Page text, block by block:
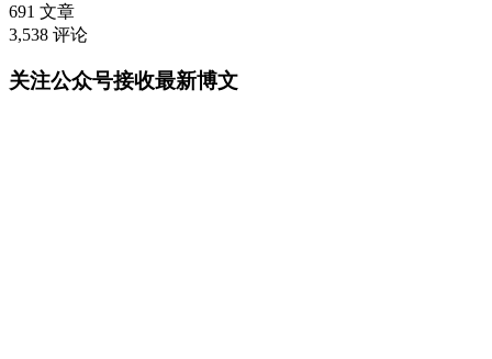
691 文章
3,538 评论
关注公众号接收最新博文